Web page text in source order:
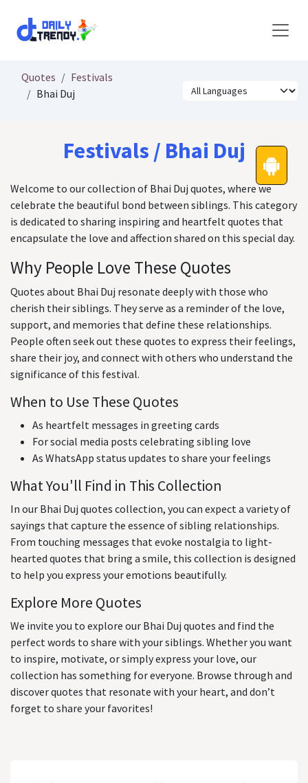
Quotes
Festivals
Bhai Duj
Festivals / Bhai Duj
Welcome to our collection of Bhai Duj quotes, where we
celebrate the beautiful bond between siblings. This category
is dedicated to sharing inspiring and heartfelt quotes that
encapsulate the love and affection shared on this special day.
Why People Love These Quotes
Quotes about Bhai Duj resonate deeply with those who
cherish their siblings. They serve as a reminder of the love,
support, and memories that define these relationships.
People often seek out these quotes to express their feelings,
share their joy, and connect with others who understand the
significance of this festival.
When to Use These Quotes
As heartfelt messages in greeting cards
For social media posts celebrating sibling love
As WhatsApp status updates to share your feelings
What You'll Find in This Collection
In our Bhai Duj quotes collection, you can expect a variety of
sayings that capture the essence of sibling relationships.
From touching messages that evoke nostalgia to light-
hearted quotes that bring a smile, this collection is designed
to help you express your emotions beautifully.
Explore More Quotes
We invite you to explore our Bhai Duj quotes and find the
perfect words to share with your siblings. Whether you want
to inspire, motivate, or simply express your love, our
collection has something for everyone. Browse through and
discover quotes that resonate with your heart, and don’t
forget to share your favorites!